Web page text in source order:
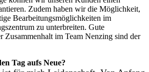
Zudem haben wir die Möglichkeit,
Bearbeitungsmöglichkeiten im
zu unterbreiten. Gute
Zusammenhalt im Team Nenzing sind der
Tag aufs Neue?